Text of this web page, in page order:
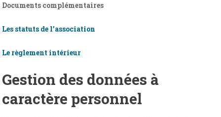
Documents complémentaires
Les statuts de l’association
Le règlement intérieur
Gestion des données à
caractère personnel